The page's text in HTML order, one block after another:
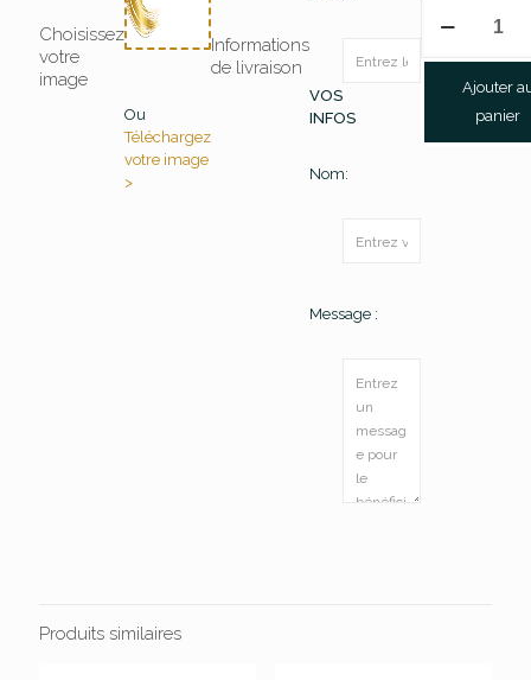
Choisissez
votre
image
Ou
Téléchargez
votre image
>
Informations
de livraison
VOS
INFOS
Nom:
Message :
Ajouter
panier
Produits similaires